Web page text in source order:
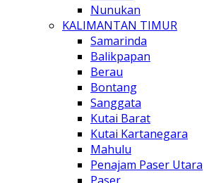
Nunukan
KALIMANTAN TIMUR
Samarinda
Balikpapan
Berau
Bontang
Sanggata
Kutai Barat
Kutai Kartanegara
Mahulu
Penajam Paser Utara